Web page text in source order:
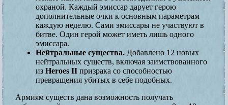
охраной. Каждый эмиссар дарует герою
дополнительные очки к основным параметрам
каждую неделю. Сами эмиссары не участвуют в
битве. Один герой может иметь лишь одного
эмиссара.
Нейтральные существа. Добавлено 12 новых
нейтральных существ, включая заимствованного
из Heroes II призрака со способностью
превращения убитых в себе подобных.
Армиям существ дана возможность получать